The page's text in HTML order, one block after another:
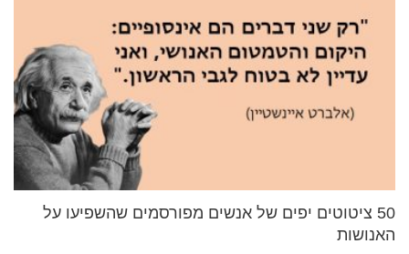
50 ציטוטים יפים של אנשים מפורסמים שהשפיעו על
האנושות